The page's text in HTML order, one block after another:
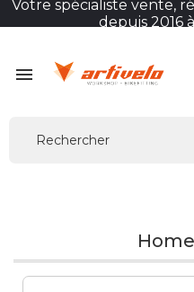
Votre spécialiste vente,
depuis 2016
